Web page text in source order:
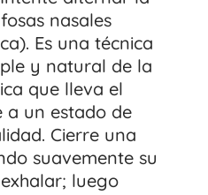
nasales
Es una técnica
y natural de la
que lleva el
a un estado de
Cierre una
suavemente su
luego